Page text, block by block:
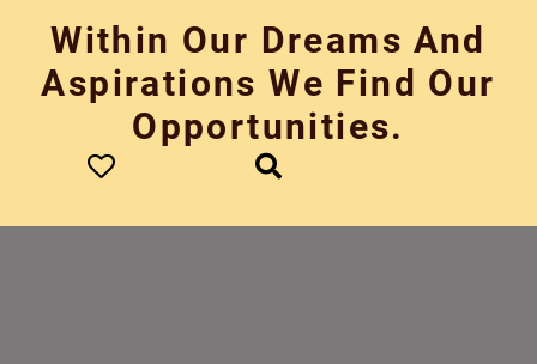
content
Within Our Dreams And
Aspirations We Find Our
Opportunities.